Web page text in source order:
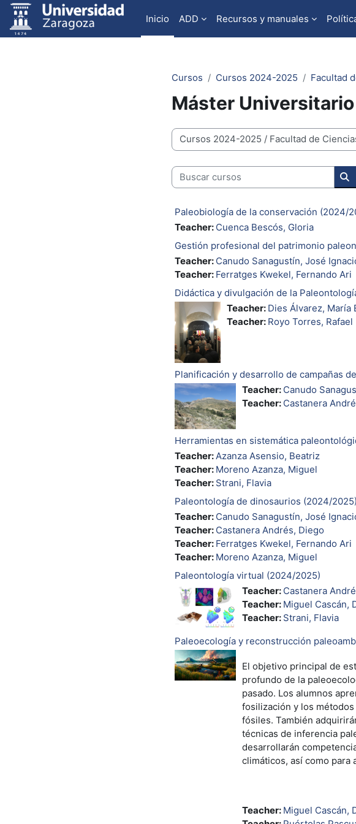
Ir ao contido principal
Inicio
ADD Recursos y manuales
Cursos Cursos 2024-2025 Facultad
Máster
Categorías de cursos
Buscar cursos
Paleobiología de la conservación (2024/
Teacher: Cuenca Bescós, Gloria
Gestión profesional del patrimonio
Teacher: Canudo Sanagustín, José
Teacher: Ferratges Kwekel, Fernando Ari
Didáctica y divulgación de la
Teacher: Dies Álvarez, María
Teacher: Royo Torres, Rafael
Planificación y desarrollo de campañas
Teacher: Canudo
Teacher: Castanera
Herramientas en sistemática
Teacher:Azanza Asensio, Beatriz
Teacher: Moreno Azanza, Miguel
Teacher: Strani, Flavia
Paleontología de dinosaurios (2024/2025)
Teacher: Canudo Sanagustín, José
Teacher: Castanera Andrés, Diego
Teacher: Ferratges Kwekel, Fernando Ari
Teacher: Moreno Azanza, Miguel
Paleontología virtual (2024/2025)
Teacher: Castanera
Teacher: Miguel Cascán,
Teacher: Strani, Flavia
Paleoecología y reconstrucción
El objetivo principal de
profundo de la
pasado. Los alumnos
fosilización y los
fósiles. También
técnicas de inferencia
desarrollarán
climáticos, así como para
Teacher: Miguel Cascán,